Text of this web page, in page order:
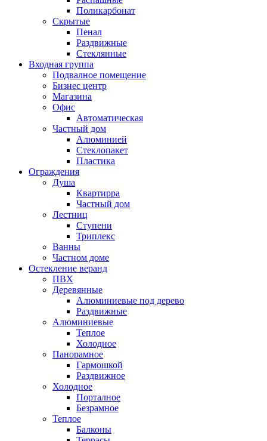
Поликарбонат
Скрытые
Пенал
Раздвижные
Стеклянные
Входная группа
Подвалное помещение
Бизнес центр
Магазина
Офис
Автоматическая
Частный дом
Алюминией
Стеклопакет
Пластика
Ограждения
Душа
Квартирра
Частный дом
Лестниц
Ступени
Триплекс
Ванны
Частном доме
Остекление веранд
ПВХ
Деревянные
Алюминиевые под дерево
Раздвижные
Алюминиевые
Теплое
Холодное
Панорамное
Гармошкой
Раздвижное
Холодное
Порталное
Безрамное
Теплое
Балконы